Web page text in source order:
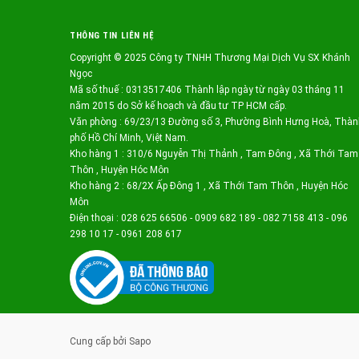
THÔNG TIN LIÊN HỆ
Copyright © 2025 Công ty TNHH Thương Mại Dịch Vụ SX Khánh
Ngọc
Mã số thuế : 0313517406 Thành lập ngày từ ngày 03 tháng 11
năm 2015 do Sở kế hoạch và đầu tư TP HCM cấp.
Văn phòng : 69/23/13 Đường số 3, Phường Bình Hưng Hoà,
phố Hồ Chí Minh, Việt Nam.
Kho hàng 1 : 310/6 Nguyễn Thị Thảnh , Tam Đông , Xã Thới Tam
Thôn , Huyện Hóc Môn
Kho hàng 2 : 68/2X Ấp Đông 1 , Xã Thới Tam Thôn , Huyện Hóc
Môn
Điện thoại : 028 625 66506 - 0909 682 189 - 082 7158 413 - 096
298 10 17 - 0961 208 617
Cung cấp bởi Sapo